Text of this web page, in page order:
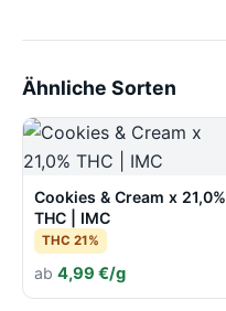
Ähnliche Sorten
Cookies & Cream x 21,0%
THC | IMC
THC 21%
ab 4,99 €/g